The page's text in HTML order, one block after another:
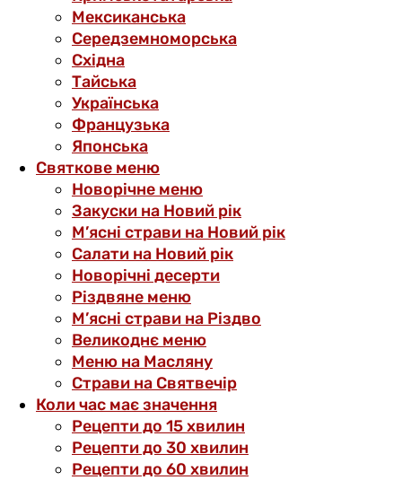
Мексиканська
Середземноморська
Східна
Тайська
Українська
Французька
Японська
Святкове меню
Новорічне меню
Закуски на Новий рік
М’ясні страви на Новий рік
Салати на Новий рік
Новорічні десерти
Різдвяне меню
М’ясні страви на Різдво
Великоднє меню
Меню на Масляну
Страви на Святвечір
Коли час має значення
Рецепти до 15 хвилин
Рецепти до 30 хвилин
Рецепти до 60 хвилин